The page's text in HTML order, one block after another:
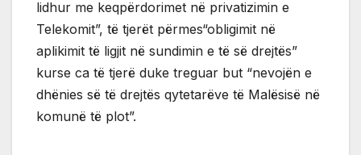
lidhur me keqpërdorimet në privatizimin e
Telekomit”, të tjerët përmes“obligimit në
aplikimit të ligjit në sundimin e të së drejtës”
kurse ca të tjerë duke treguar but “nevojën e
dhënies së të drejtës qytetarëve të Malësisë në
komunë të plot”.